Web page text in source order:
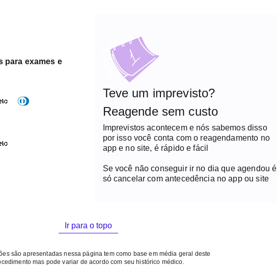
para exames e
Teve um imprevisto?
Reagende sem custo
Imprevistos acontecem e nós sabemos disso
por isso você conta com o reagendamento no
app e no site, é rápido e fácil
Se você não conseguir ir no dia que agendou é
só cancelar com antecedência no app ou site
Ir para o topo
são apresentadas nessa página tem como base em média geral deste
mas pode variar de acordo com seu histórico médico.